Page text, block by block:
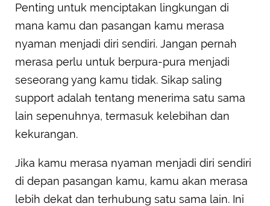
Penting untuk menciptakan lingkungan di
mana kamu dan pasangan kamu merasa
nyaman menjadi diri sendiri. Jangan pernah
merasa perlu untuk berpura-pura menjadi
seseorang yang kamu tidak. Sikap saling
support adalah tentang menerima satu sama
lain sepenuhnya, termasuk kelebihan dan
kekurangan.
Jika kamu merasa nyaman menjadi diri sendiri
di depan pasangan kamu, kamu akan merasa
lebih dekat dan terhubung satu sama lain. Ini